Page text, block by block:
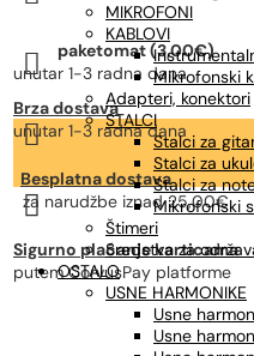
MIKROFONI
KABLOVI
Mikrofonski
Adapteri, konektori
STALCI
Stalci za
Stalci za
Stalci za
Mikrofonski
Štimeri
Sredstva za
OSTALO
USNE HARMONIKE
Usne
Usne
paketomat (3,00€)
unutar 1-3 radna dana

Brza dostava
unutar 1-3 radna dana

Besplatna dostava
za narudžbe iznad 25,00€

Sigurno plaćanje karticama
putem CorvusPay platforme